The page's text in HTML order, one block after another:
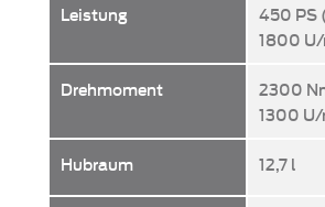
Leistung
Drehmoment
Hubraum
450 PS
1800
2300
1300
12,7 l